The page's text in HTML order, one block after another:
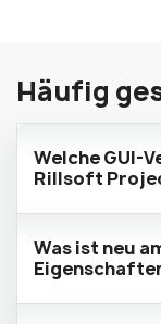
Häufig
Welche GUI-
Rillsoft
Was ist neu